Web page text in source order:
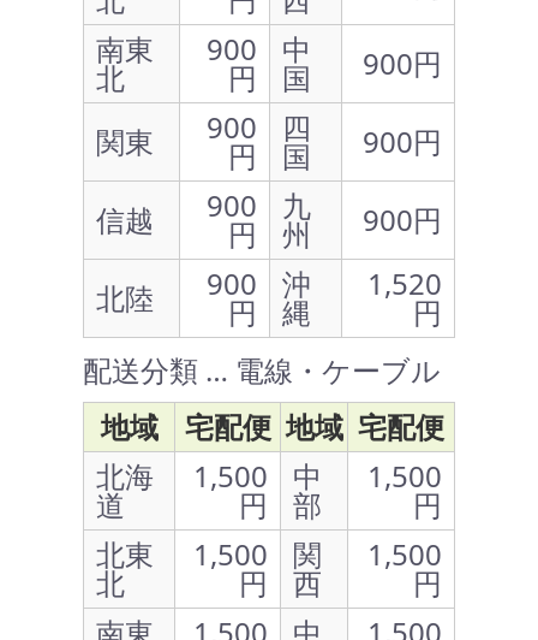
南東
北
900
円
中
国
900円
関東
900
円
四
国
900円
信越
900
円
九
州
900円
北陸
900
円
沖
縄
1,520
円
配送分類 … 電線・ケーブル
地域
宅配便 地域 宅配便
北海
道
1,500
円
中
部
1,500
円
北東
北
1,500
円
関
西
1,500
円
南東
1,500 中 1,500